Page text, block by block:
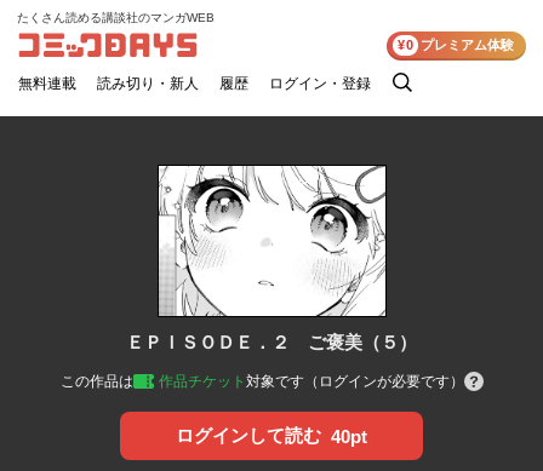
コミックDAYS
たくさん読める講談社のマンガWEB
無料連載 読み切り・新人 履歴 ログイン・登録
検
¥0 プレミアム体験
ＥＰＩＳＯＤＥ．２ ご褒美（５）
この作品は 作品チケット 対象です（ログインが必要です）
ログインして読む 40pt